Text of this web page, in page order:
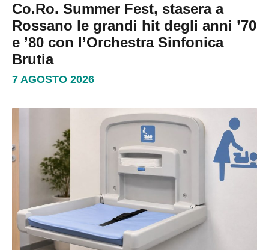
Co.Ro. Summer Fest, stasera a
Rossano le grandi hit degli anni ’70
e ’80 con l’Orchestra Sinfonica
Brutia
7 AGOSTO 2026